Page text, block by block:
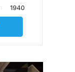
1940